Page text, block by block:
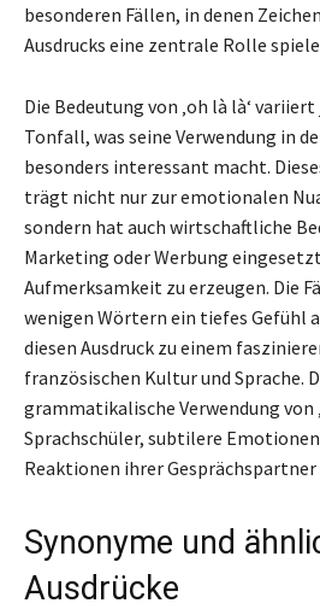
besonderen Fällen, in denen
Ausdrucks eine zentrale Rolle
Die Bedeutung von ‚oh là là‘
Tonfall, was seine Verwendung in
besonders interessant macht.
trägt nicht nur zur emotionalen
sondern hat auch wirtschaftliche
Marketing oder Werbung
Aufmerksamkeit zu erzeugen. Die
wenigen Wörtern ein tiefes Gefühl
diesen Ausdruck zu einem
französischen Kultur und Sprache.
grammatikalische Verwendung von
Sprachschüler, subtilere
Reaktionen ihrer Gesprächspartner
Synonyme und
Ausdrücke